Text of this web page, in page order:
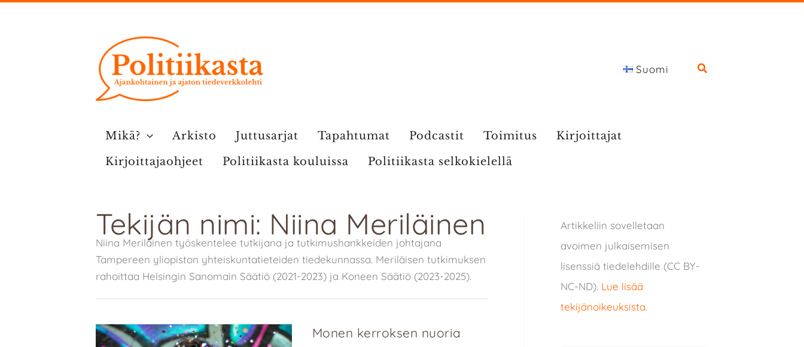
Suomi
Mikä? Arkisto Juttusarjat Tapahtumat Podcastit Toimitus
Kirjoittajat
Kirjoittajaohjeet
Politiikasta kouluissa Politiikasta selkokielellä
Tekijän nimi: Niina Meriläinen
Niina Meriläinen työskentelee tutkijana ja tutkimushankkeiden johtajana
Tampereen yliopiston yhteiskuntatieteiden tiedekunnassa. Meriläisen tutkimuksen
rahoittaa Helsingin Sanomain Säätiö (2021-2023) ja Koneen Säätiö (2023-2025).
Monen kerroksen nuoria
Artikkeliin sovelletaan
avoimen julkaisemisen
lisenssiä tiedelehdille (CC BY-
NC-ND). Lue lisää
tekijänoikeuksista.